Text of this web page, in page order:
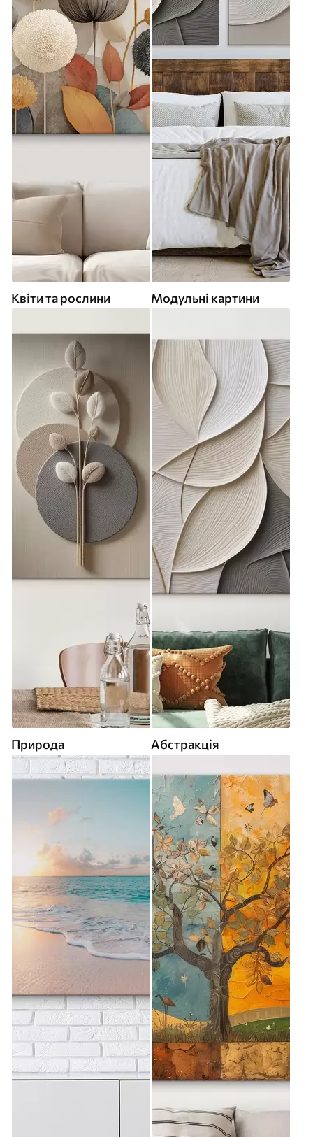
Квіти та рослини Модульні картини
Природа Абстракція